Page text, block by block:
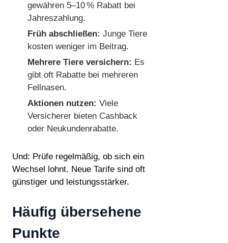
gewähren 5–10 % Rabatt bei
Jahreszahlung.
Früh abschließen: Junge Tiere
kosten weniger im Beitrag.
Mehrere Tiere versichern: Es
gibt oft Rabatte bei mehreren
Fellnasen.
Aktionen nutzen: Viele
Versicherer bieten Cashback
oder Neukundenrabatte.
Und: Prüfe regelmäßig, ob sich ein
Wechsel lohnt. Neue Tarife sind oft
günstiger und leistungsstärker.
Häufig übersehene
Punkte